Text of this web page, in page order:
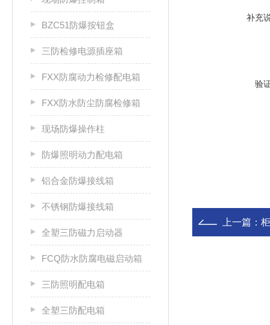
BZC51防爆按钮盒
三防检修电源插座箱
FXX防腐动力检修配电箱
FXX防水防尘防腐检修箱
现场防爆操作柱
防爆照明动力配电箱
铝合金防爆接线箱
不锈钢防爆接线箱
全塑三防磁力启动器
FCQ防水防腐电磁启动箱
三防照明配电箱
全塑三防配电箱
补充
验
上一篇：